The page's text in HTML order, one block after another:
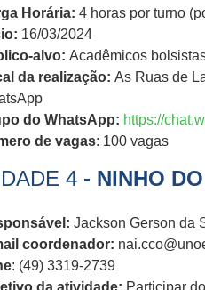
Horária: 4 horas por turno
16/03/2024
alvo: Acadêmicos
da realização: As Ruas de
do WhatsApp: https://
de vagas: 100 vagas
4 - NINHO
Jackson Gerson da
coordenador:
: (49) 3319-2739
da atividade: Participar